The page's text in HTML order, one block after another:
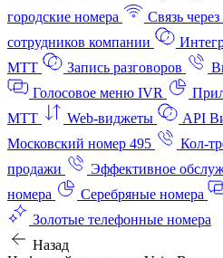
городские номера
Связь
сотрудников компании
МТТ
Запись разговоров
Голосовое меню IVR
МТТ
Web-виджеты
API
Московский номер 495
Кол-
продажи
Эффективное
номера
Серебряные номера
Золотые телефонные номера
Назад